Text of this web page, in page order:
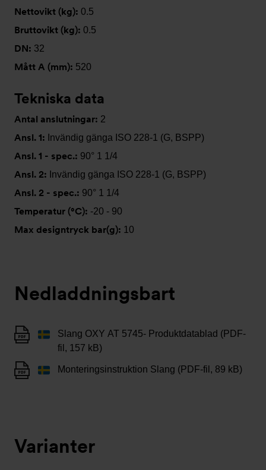
Nettovikt (kg): 0.5
Bruttovikt (kg): 0.5
DN: 32
Mått A (mm): 520
Tekniska data
Antal anslutningar: 2
Ansl. 1: Invändig gänga ISO 228-1 (G, BSPP)
Ansl. 1 - spec.: 90° 1 1/4
Ansl. 2: Invändig gänga ISO 228-1 (G, BSPP)
Ansl. 2 - spec.: 90° 1 1/4
Temperatur (°C): -20 - 90
Max designtryck bar(g): 10
Nedladdningsbart
Slang OXY AT 5745- Produktdatablad (PDF-
fil, 157 kB)
Monteringsinstruktion Slang (PDF-fil, 89 kB)
Varianter